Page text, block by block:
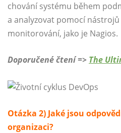
chování systému během
a analyzovat pomocí
monitorování, jako je Nagios.
Doporučené čtení => The
Otázka 2) Jaké jsou
organizaci?